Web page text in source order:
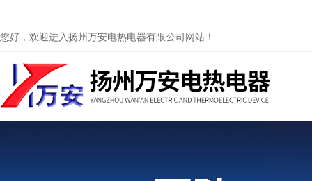
您好，欢迎进入扬州万安电热电器有限公司网站！